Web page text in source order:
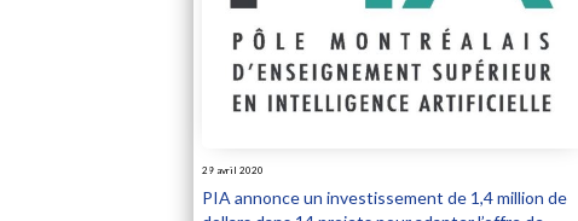
29 avril 2020
PIA annonce un investissement de 1,4 million de